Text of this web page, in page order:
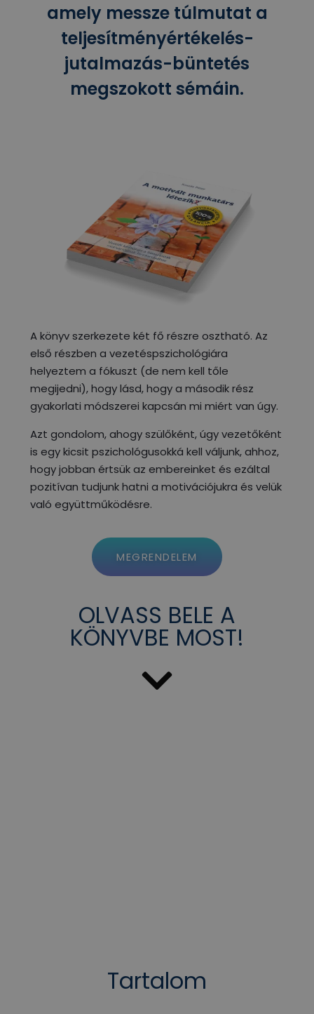
amely messze túlmutat a
teljesítményértékelés-
jutalmazás-büntetés
megszokott sémáin.
A könyv szerkezete két fő részre osztható. Az
első részben a vezetéspszichológiára
helyeztem a fókuszt (de nem kell tőle
megijedni), hogy lásd, hogy a második rész
gyakorlati módszerei kapcsán mi miért van úgy.
Azt gondolom, ahogy szülőként, úgy vezetőként
is egy kicsit pszichológusokká kell váljunk, ahhoz,
hogy jobban értsük az embereinket és ezáltal
pozitívan tudjunk hatni a motivációjukra és velük
való együttműködésre.
MEGRENDELEM
OLVASS BELE A
KÖNYVBE MOST!
Tartalom